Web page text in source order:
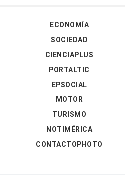
ECONOMÍA
SOCIEDAD
CIENCIAPLUS
PORTALTIC
EPSOCIAL
MOTOR
TURISMO
NOTIMÉRICA
CONTACTOPHOTO